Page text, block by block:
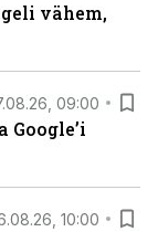
vähem,
09:00
Google’i
10:00